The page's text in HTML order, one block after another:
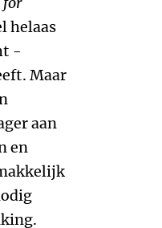
helaas
-
Maar
aan
en